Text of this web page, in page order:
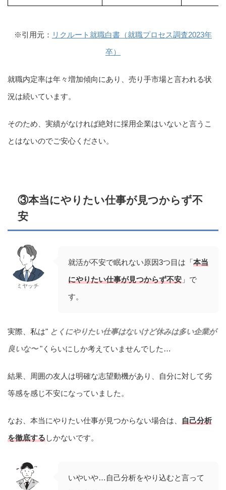
※引用元： リクルート就職白書（就職プロセス調査2023年
卒）
就職内定率は年々増加傾向にあり、売り手市場と言われる状
況は続いています。
そのため、実績がなければ絶対に採用企業はいないと言うこ
とはないのでご安心ください。
③本当にやりたい仕事が見つからず不
安
ミヤッチ
就活が不安で眠れない原因3つ目は「本当
にやりたい仕事が見つからず不安 」で
す。
実際、私は" とくにやりたい仕事はないけど休みは多い企業が
良いな〜"くらいにしか考えていませんでした…
結果、周囲の友人は明確な志望動機があり、自分に対して劣
等感を感じ不安になっていました。
なお、本当にやりたい仕事が見つからない場合は、 自己分析
を徹底するしかないです。
いやいや…自己分析をやり込むと言って